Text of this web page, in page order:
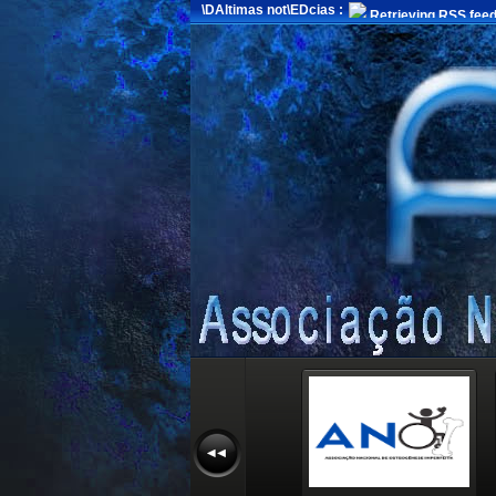
\DAltimas not\EDcias : Retrieving RSS